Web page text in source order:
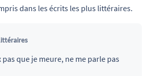
dans les écrits les plus littéraires.
pas que je meure, ne me parle pas